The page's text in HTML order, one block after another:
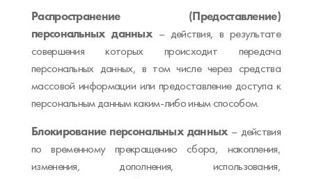
Распространение (Предоставление)
персональных данных – действия, в результате
совершения которых происходит передача
персональных данных, в том числе через средства
массовой информации или предоставление доступа к
персональным данным каким-либо иным способом.
Блокирование персональных данных – действия
по временному прекращению сбора, накопления,
изменения, дополнения, использования,